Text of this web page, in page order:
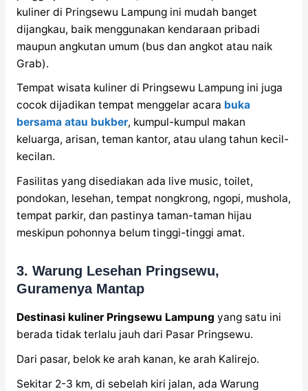
kuliner di Pringsewu Lampung ini mudah banget
dijangkau, baik menggunakan kendaraan pribadi
maupun angkutan umum (bus dan angkot atau naik
Grab).
Tempat wisata kuliner di Pringsewu Lampung ini juga
cocok dijadikan tempat menggelar acara buka
bersama atau bukber, kumpul-kumpul makan
keluarga, arisan, teman kantor, atau ulang tahun kecil-
kecilan.
Fasilitas yang disediakan ada live music, toilet,
pondokan, lesehan, tempat nongkrong, ngopi, mushola,
tempat parkir, dan pastinya taman-taman hijau
meskipun pohonnya belum tinggi-tinggi amat.
3. Warung Lesehan Pringsewu,
Guramenya Mantap
Destinasi kuliner Pringsewu Lampung yang satu ini
berada tidak terlalu jauh dari Pasar Pringsewu.
Dari pasar, belok ke arah kanan, ke arah Kalirejo.
Sekitar 2-3 km, di sebelah kiri jalan, ada Warung